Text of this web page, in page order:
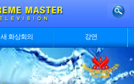
새 화상회의 강연